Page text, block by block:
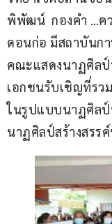
พิพัฒน์  กองคำ …ค
ดอนก่อ มีสถาบันก
คณะแสดงนาฏศิลป์
เอกชนรับเชิญที่รว
ในรูปแบบนาฏศิล
นาฏศิลป์สร้างสรร